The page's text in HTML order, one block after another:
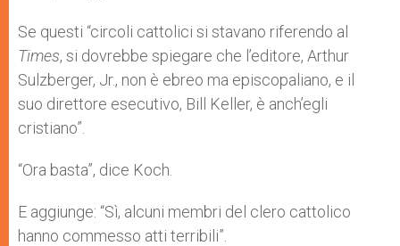
Se questi “circoli cattolici si stavano riferendo al
Times, si dovrebbe spiegare che l’editore, Arthur
Sulzberger, Jr., non è ebreo ma episcopaliano, e il
suo direttore esecutivo, Bill Keller, è anch’egli
cristiano”.
“Ora basta”, dice Koch.
E aggiunge: “Sì, alcuni membri del clero cattolico
hanno commesso atti terribili”.